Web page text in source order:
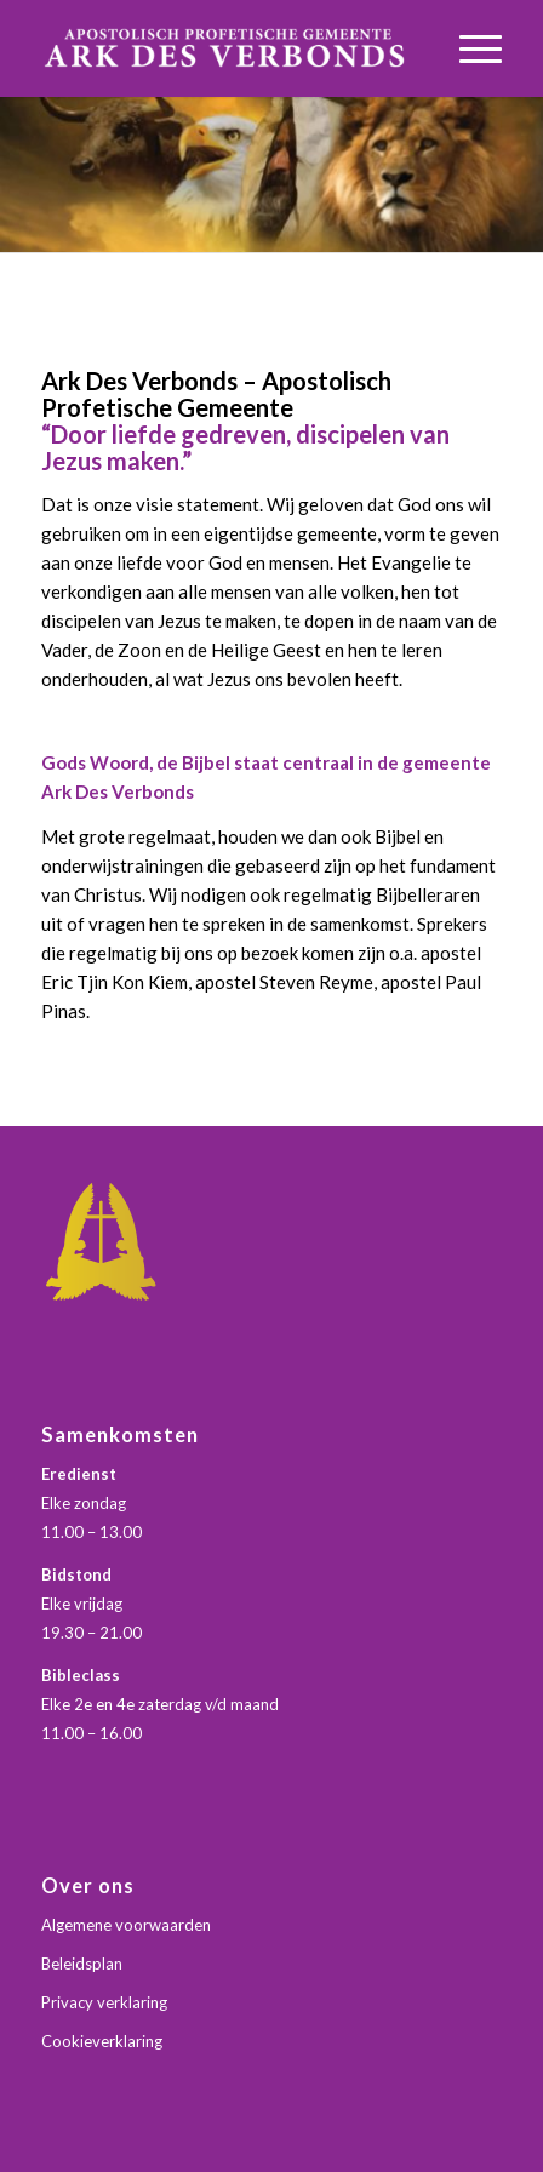
Ark Des Verbonds – Apostolisch
Profetische Gemeente
“Door liefde gedreven, discipelen van
Jezus maken.”
Dat is onze visie statement. Wij geloven dat God ons wil
gebruiken om in een eigentijdse gemeente, vorm te geven
aan onze liefde voor God en mensen. Het Evangelie te
verkondigen aan alle mensen van alle volken, hen tot
discipelen van Jezus te maken, te dopen in de naam van de
Vader, de Zoon en de Heilige Geest en hen te leren
onderhouden, al wat Jezus ons bevolen heeft.
Gods Woord, de Bijbel staat centraal in de gemeente
Ark Des Verbonds
Met grote regelmaat, houden we dan ook Bijbel en
onderwijstrainingen die gebaseerd zijn op het fundament
van Christus. Wij nodigen ook regelmatig Bijbelleraren
uit of vragen hen te spreken in de samenkomst. Sprekers
die regelmatig bij ons op bezoek komen zijn o.a. apostel
Eric Tjin Kon Kiem, apostel Steven Reyme, apostel Paul
Pinas.
Samenkomsten
Eredienst
Elke zondag
11.00 – 13.00
Bidstond
Elke vrijdag
19.30 – 21.00
Bibleclass
Elke 2e en 4e zaterdag v/d maand
11.00 – 16.00
Over ons
Algemene voorwaarden
Beleidsplan
Privacy verklaring
Cookieverklaring